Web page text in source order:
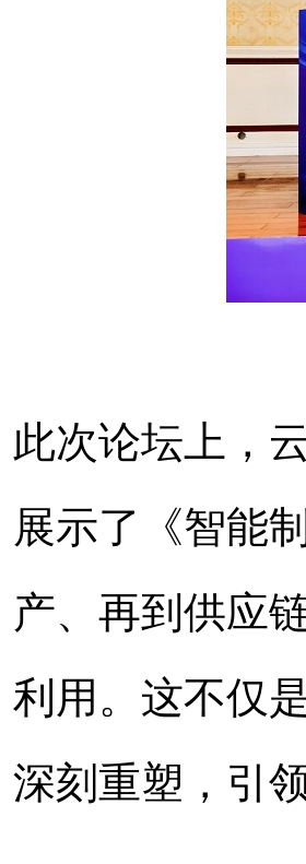
此次论坛上，
展示了《智能
产、再到供应
利用。这不仅
深刻重塑，引